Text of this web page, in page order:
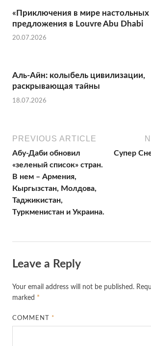
«Приключения в мире настольных
предложения в Louvre Abu Dhabi
20.07.2026
Аль-Айн: колыбель цивилизации,
раскрывающая тайны
18.07.2026
PREVIOUS ARTICLE
Абу-Даби обновил
«зеленый список» стран.
В нем – Армения,
Кыргызстан, Молдова,
Таджикистан,
Туркменистан и Украина.
Супер
Leave a Reply
Your email address will not be published.
marked *
COMMENT *